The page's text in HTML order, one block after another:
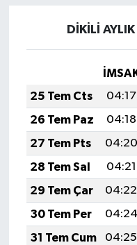
DİKİLİ
25 Tem Cts
04:17
26 Tem Paz
04:18
27 Tem Pts
04:20
28 Tem Sal
04:21
29 Tem Çar
04:22
30 Tem Per
04:24
31 Tem Cum
04:25